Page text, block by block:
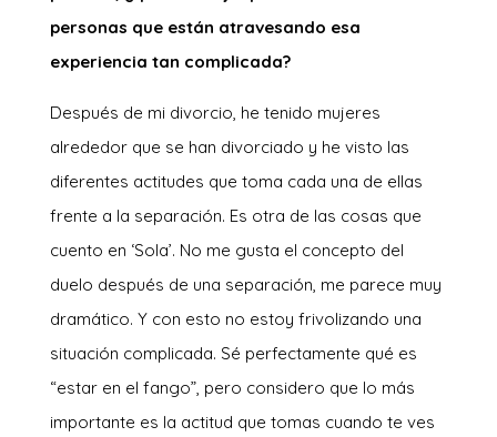
personas que están atravesando esa
experiencia tan complicada?
Después de mi divorcio, he tenido mujeres
alrededor que se han divorciado y he visto las
diferentes actitudes que toma cada una de ellas
frente a la separación. Es otra de las cosas que
cuento en ‘Sola’. No me gusta el concepto del
duelo después de una separación, me parece muy
dramático. Y con esto no estoy frivolizando una
situación complicada. Sé perfectamente qué es
“estar en el fango”, pero considero que lo más
importante es la actitud que tomas cuando te ves